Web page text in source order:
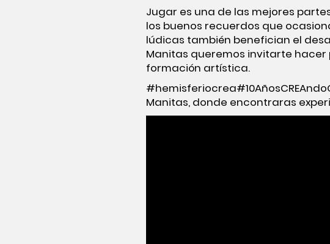
Jugar es una de las mejores
los buenos recuerdos que
lúdicas también benefician el
Manitas queremos invitarte
formación artística.
#hemisferiocrea
Manitas, donde encontraras